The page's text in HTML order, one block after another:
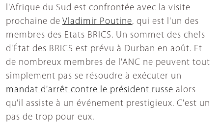
l'Afrique du Sud est confrontée avec la visite
prochaine de Vladimir Poutine, qui est l'un des
membres des Etats BRICS. Un sommet des chefs
d'État des BRICS est prévu à Durban en août. Et
de nombreux membres de l'ANC ne peuvent tout
simplement pas se résoudre à exécuter un
mandat d'arrêt contre le président russe alors
qu'il assiste à un événement prestigieux. C'est un
pas de trop pour eux.